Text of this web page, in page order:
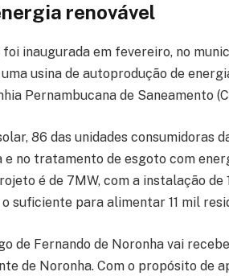
renovável
foi inaugurada em fevereiro, no
usina de autoprodução de
Pernambucana de Saneamento
86 das unidades consumidoras
no tratamento de esgoto com
é de 7MW, com a instalação
suficiente para alimentar 11 mil
de Fernando de Noronha vai
de Noronha. Com o propósito de